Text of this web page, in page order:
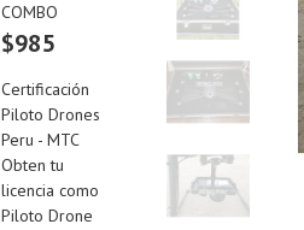
COMBO
$985
Certificación
Piloto Drones
Peru - MTC
Obten tu
licencia como
Piloto Drone